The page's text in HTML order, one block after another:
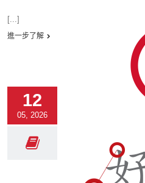
[...]
進一步了解
12
05, 2026